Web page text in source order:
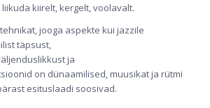
kiirelt, kergelt, voolavalt.
jooga aspekte kui jazzile
täpsust,
ja
on dünaamilised, muusikat ja rütmi
esituslaadi soosivad.